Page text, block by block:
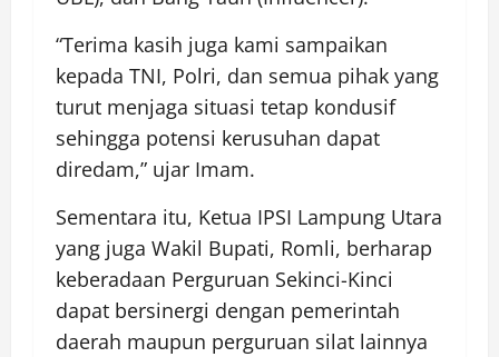
“Terima kasih juga kami sampaikan
kepada TNI, Polri, dan semua pihak yang
turut menjaga situasi tetap kondusif
sehingga potensi kerusuhan dapat
diredam,” ujar Imam.
Sementara itu, Ketua IPSI Lampung Utara
yang juga Wakil Bupati, Romli, berharap
keberadaan Perguruan Sekinci-Kinci
dapat bersinergi dengan pemerintah
daerah maupun perguruan silat lainnya